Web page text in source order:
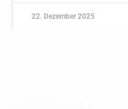
22. Dezember 2025